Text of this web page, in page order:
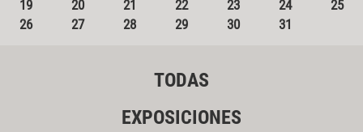
19
20 21 22 23 24
25
26
27 28 29 30 31
TODAS
EXPOSICIONES